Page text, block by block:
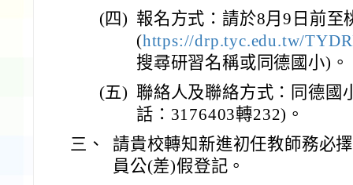
(四) 報名方式：請於8月9日前至
(https://drp.tyc.edu.tw/
搜尋研習名稱或同德國小)。
(五) 聯絡人及聯絡方式：同德國
話：3176403轉232)。
三、
請貴校轉知新進初任教師務必
員公(差)假登記。